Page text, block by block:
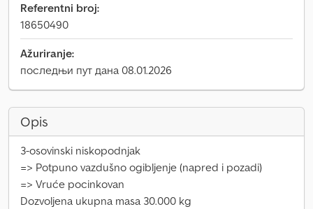
Referentni broj:
18650490
Ažuriranje:
последњи пут дана 08.01.2026
Opis
3-osovinski niskopodnjak
=> Potpuno vazdušno ogibljenje (napred i pozadi)
=> Vruće pocinkovan
Dozvoljena ukupna masa 30.000 kg